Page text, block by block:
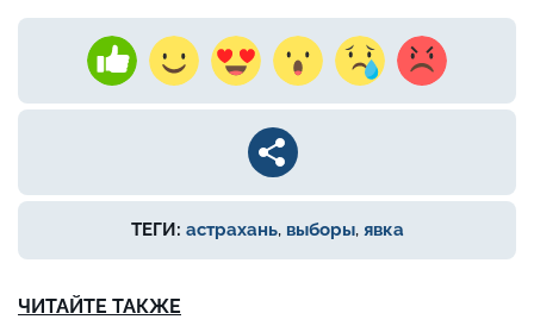
ТЕГИ: астрахань, выборы, явка
ЧИТАЙТЕ ТАКЖЕ